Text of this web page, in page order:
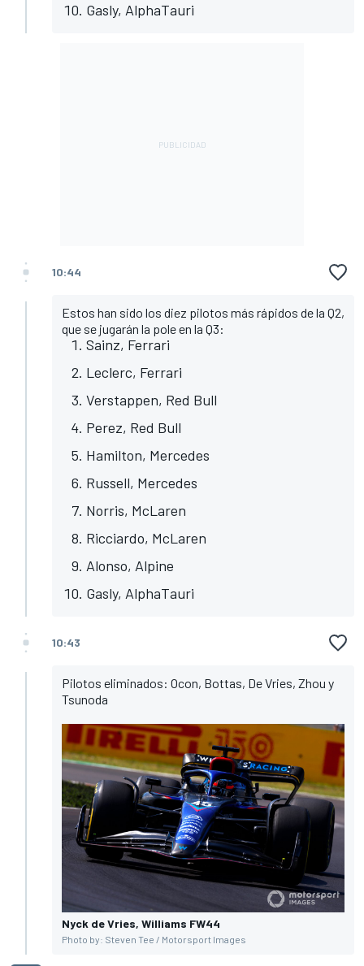
Gasly, AlphaTauri
10:44
Estos han sido los diez pilotos más rápidos de la Q2,
que se jugarán la pole en la Q3:
Sainz, Ferrari
Leclerc, Ferrari
Verstappen, Red Bull
Perez, Red Bull
Hamilton, Mercedes
Russell, Mercedes
Norris, McLaren
Ricciardo, McLaren
Alonso, Alpine
Gasly, AlphaTauri
10:43
Pilotos eliminados: Ocon, Bottas, De Vries, Zhou y
Tsunoda
Nyck de Vries, Williams FW44
Photo by: Steven Tee / Motorsport Images